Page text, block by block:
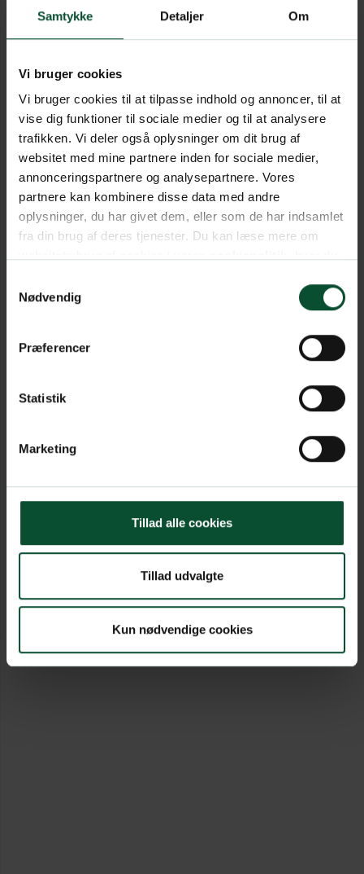
Samtykke Detaljer Om
Vi bruger cookies
Vi bruger cookies til at tilpasse indhold og annoncer, til at
vise dig funktioner til sociale medier og til at analysere
trafikken. Vi deler også oplysninger om dit brug af
websitet med mine partnere inden for sociale medier,
annonceringspartnere og analysepartnere. Vores
partnere kan kombinere disse data med andre
oplysninger, du har givet dem, eller som de har indsamlet
fra din brug af deres tjenester. Du kan læse mere om
Nødvendig
Præferencer
Statistik
Marketing
Tillad alle cookies
Tillad udvalgte
Kun nødvendige cookies